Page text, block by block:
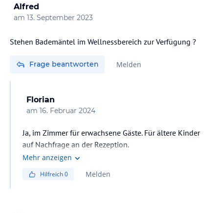
Alfred
am 13. September 2023
Stehen Bademäntel im Wellnessbereich zur Verfügung ?
Frage beantworten Melden
Florian
am 16. Februar 2024
Ja, im Zimmer für erwachsene Gäste. Für ältere Kinder
auf Nachfrage an der Rezeption.
Mehr anzeigen
Hilfreich0 Melden